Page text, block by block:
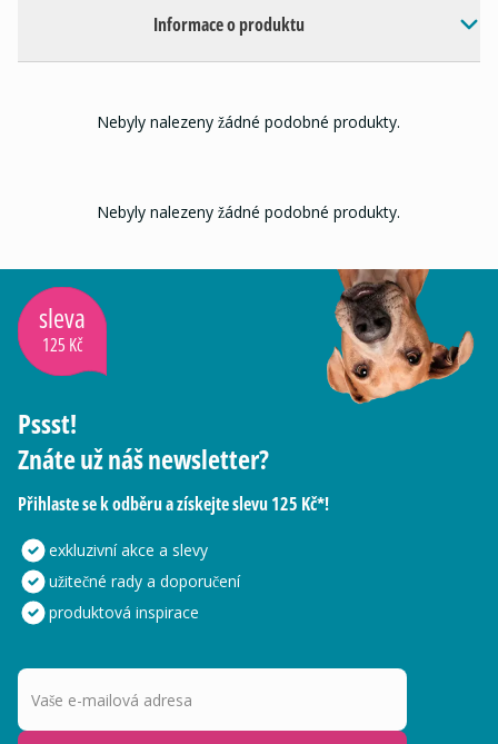
Informace o produktu
Nebyly nalezeny žádné podobné produkty.
Nebyly nalezeny žádné podobné produkty.
sleva
125 Kč
Pssst!
Znáte už náš newsletter?
Přihlaste se k odběru a získejte slevu 125 Kč*!
exkluzivní akce a slevy
užitečné rady a doporučení
produktová inspirace
Vaše e-mailová adresa